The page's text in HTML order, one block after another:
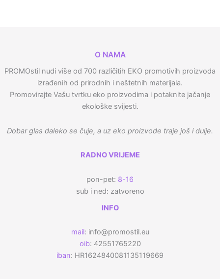
O NAMA
PROMOstil nudi više od 700 različitih EKO promotivih proizvoda
izrađenih od prirodnih i neštetnih materijala.
Promovirajte Vašu tvrtku eko proizvodima i potaknite jačanje
ekološke svijesti.
Dobar glas daleko se čuje, a uz eko proizvode traje još i dulje.
RADNO VRIJEME
pon-pet: 8-16
sub i ned: zatvoreno
INFO
mail: info@promostil.eu
oib: 42551765220
iban: HR1624840081135119669